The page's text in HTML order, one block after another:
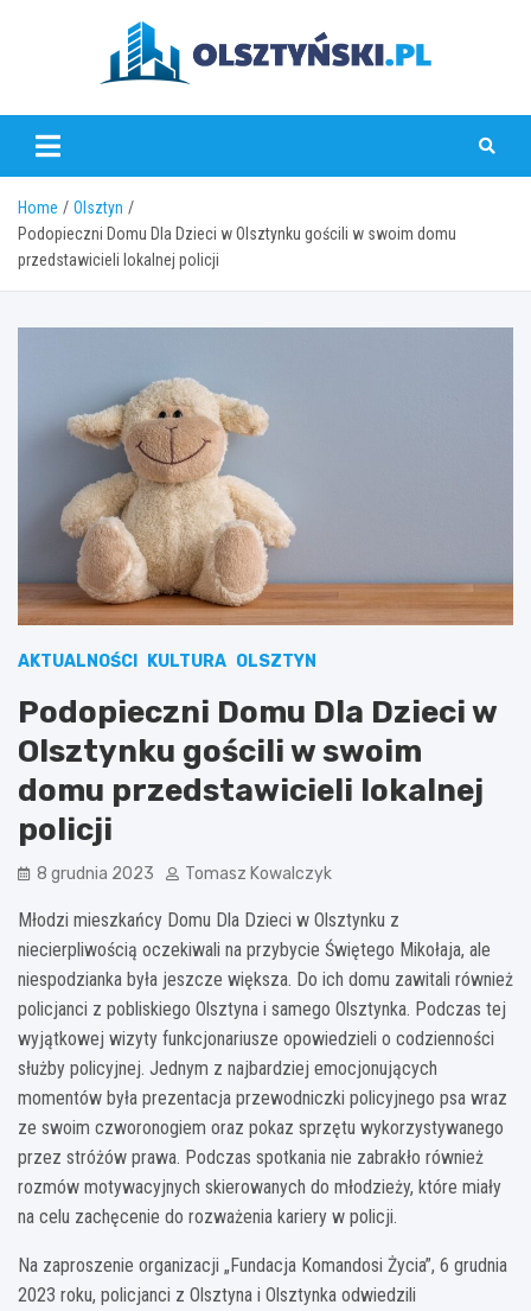
olsztynski.pl
Home
Olsztyn
Podopieczni Domu Dla Dzieci w Olsztynku gościli w swoim domu
przedstawicieli lokalnej policji
AKTUALNOŚCI KULTURA OLSZTYN
Podopieczni Domu Dla Dzieci w
Olsztynku gościli w swoim
domu przedstawicieli lokalnej
policji
8 grudnia 2023 Tomasz Kowalczyk
Młodzi mieszkańcy Domu Dla Dzieci w Olsztynku z
niecierpliwością oczekiwali na przybycie Świętego Mikołaja, ale
niespodzianka była jeszcze większa. Do ich domu zawitali również
policjanci z pobliskiego Olsztyna i samego Olsztynka. Podczas tej
wyjątkowej wizyty funkcjonariusze opowiedzieli o codzienności
służby policyjnej. Jednym z najbardziej emocjonujących
momentów była prezentacja przewodniczki policyjnego psa wraz
ze swoim czworonogiem oraz pokaz sprzętu wykorzystywanego
przez stróżów prawa. Podczas spotkania nie zabrakło również
rozmów motywacyjnych skierowanych do młodzieży, które miały
na celu zachęcenie do rozważenia kariery w policji.
Na zaproszenie organizacji „Fundacja Komandosi Życia”, 6 grudnia
2023 roku, policjanci z Olsztyna i Olsztynka odwiedzili